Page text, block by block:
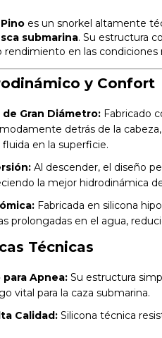
es un snorkel altamente
submarina. Su estructura
rendimiento en las condiciones
y Confort
Gran Diámetro: Fabricado
detrás de la
en la superficie.
Al descender, el diseño
la mejor hidrodinámica
Fabricada en silicona
prolongadas en el agua,
Técnicas
Apnea: Su estructura
vital para la caza submarina.
Calidad: Silicona técnica